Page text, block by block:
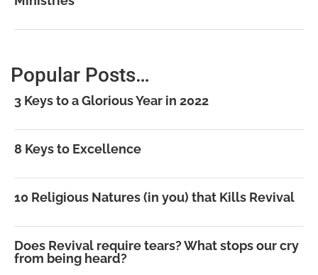
Popular Posts…
3 Keys to a Glorious Year in 2022
8 Keys to Excellence
10 Religious Natures (in you) that Kills Revival
Does Revival require tears? What stops our cry
from being heard?